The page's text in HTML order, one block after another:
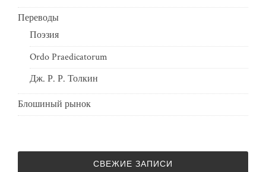
Переводы
Поэзия
Ordo Praedicatorum
Дж. Р. Р. Толкин
Блошиный рынок
СВЕЖИЕ ЗАПИСИ